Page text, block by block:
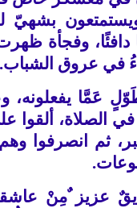
بشهيّ
دافئًا، وفجأة
في عروق الشباب.
عَمَّا يفعلونه،
الصلاة،
ثم انصرفوا
.
عزيز ٌمِنْ